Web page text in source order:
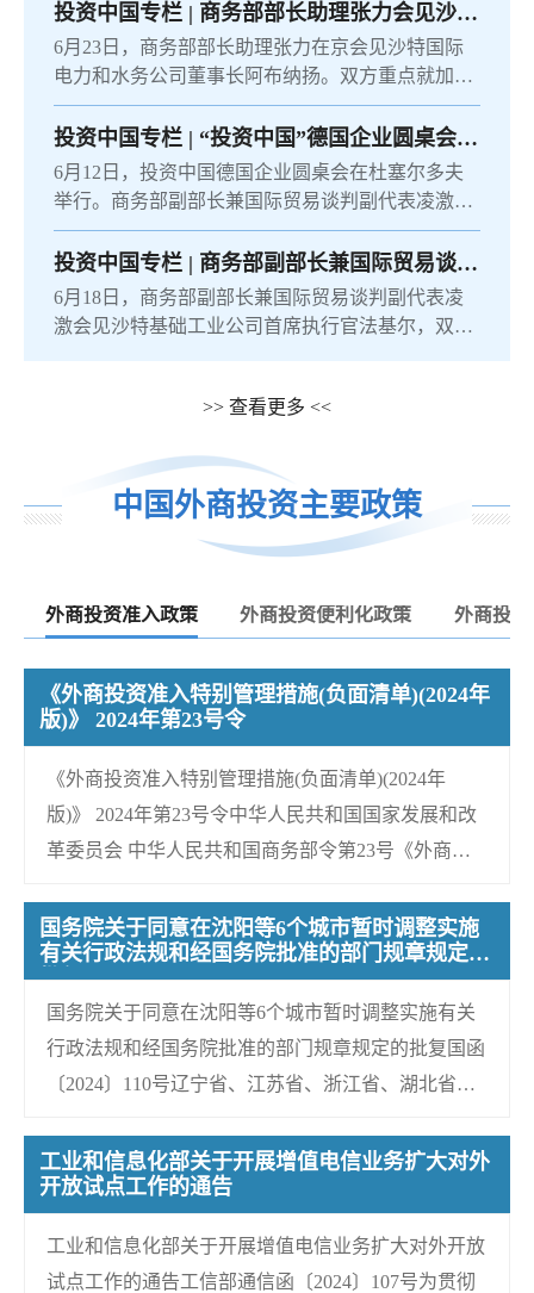
投资中国专栏 | 商务部部长助理张力会见沙特国际电力和水务公司董事长阿布纳扬
6月23日，商务部部长助理张力在京会见沙特国际
电力和水务公司董事长阿布纳扬。双方重点就加强
承包工程、双向投资合作进行交流。张力表示，近
年来两国全面战略伙伴关系深...
投资中国专栏 | “投资中国”德国企业圆桌会在杜塞尔多夫举行
6月12日，投资中国德国企业圆桌会在杜塞尔多夫
举行。商务部副部长兼国际贸易谈判副代表凌激主
持，中国驻杜塞尔多夫总领事余勇出席并致辞。拜
耳、宝马、大众、汉高、缆普...
投资中国专栏 | 商务部副部长兼国际贸易谈判副代表凌激会见沙特基础工业公司首席执行官法基尔
6月18日，商务部副部长兼国际贸易谈判副代表凌
激会见沙特基础工业公司首席执行官法基尔，双方
>> 查看更多 <<
中国外商投资主要政策
外商投资准入政策 外商投资便利化政策 外商投
《外商投资准入特别管理措施(负面清单)(2024年
版)》 2024年第23号令
《外商投资准入特别管理措施(负面清单)(2024年
版)》 2024年第23号令中华人民共和国国家发展和改
革委员会 中华人民共和国商务部令第23号《外商投
国务院关于同意在沈阳等6个城市暂时调整实施
有关行政法规和经国务院批准的部门规章规定的
批复
国务院关于同意在沈阳等6个城市暂时调整实施有关
行政法规和经国务院批准的部门规章规定的批复国函
〔2024〕110号辽宁省、江苏省、浙江省、湖北省、
工业和信息化部关于开展增值电信业务扩大对外
开放试点工作的通告
工业和信息化部关于开展增值电信业务扩大对外开放
试点工作的通告工信部通信函〔2024〕107号为贯彻